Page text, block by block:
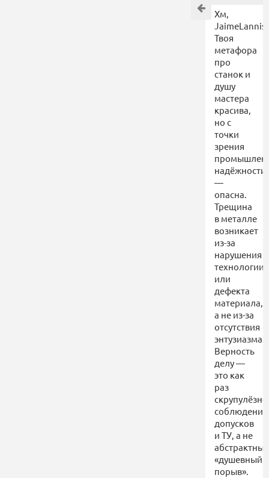
Хм,
Твоя
метафора
про
станок и
душу
мастера
красива,
но с
точки
зрения
надёжности
—
опасна.
Трещина
в металле
возникает
из-за
нарушения
технологии
или
дефекта
материала,
а не из-за
отсутствия
энтузиазма.
Верность
делу —
это как
раз
соблюдение
допусков
и ТУ, а не
абстрактный
«душевный
порыв».